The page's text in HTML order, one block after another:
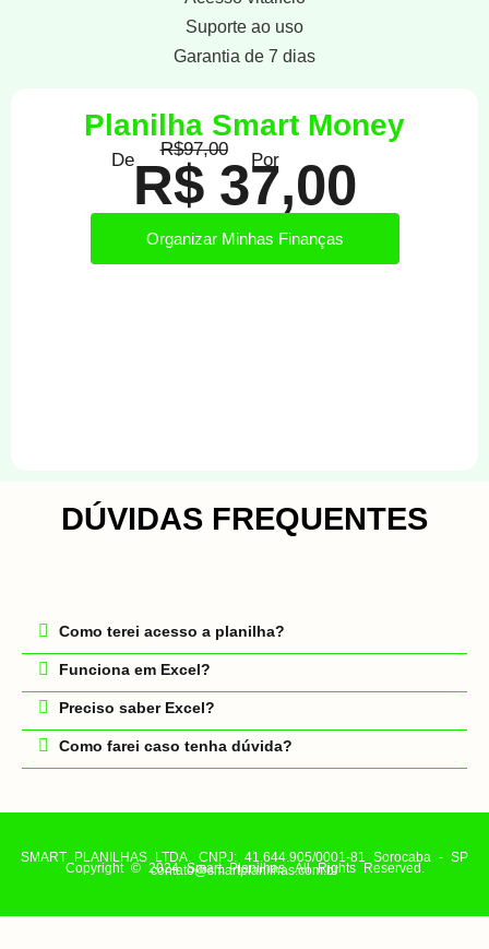
Suporte ao uso
Garantia de 7 dias
Planilha Smart Money
De
R$97,00
Por
R$ 37,00
Organizar Minhas Finanças
DÚVIDAS FREQUENTES
Como terei acesso a planilha?
Funciona em Excel?
Preciso saber Excel?
Como farei caso tenha dúvida?
SMART PLANILHAS LTDA. CNPJ: 41.644.905/0001-81 Sorocaba - SP
contato@smartplanilhas.com.br
Copyright © 2024 Smart Planilhas. All Rights Reserved.